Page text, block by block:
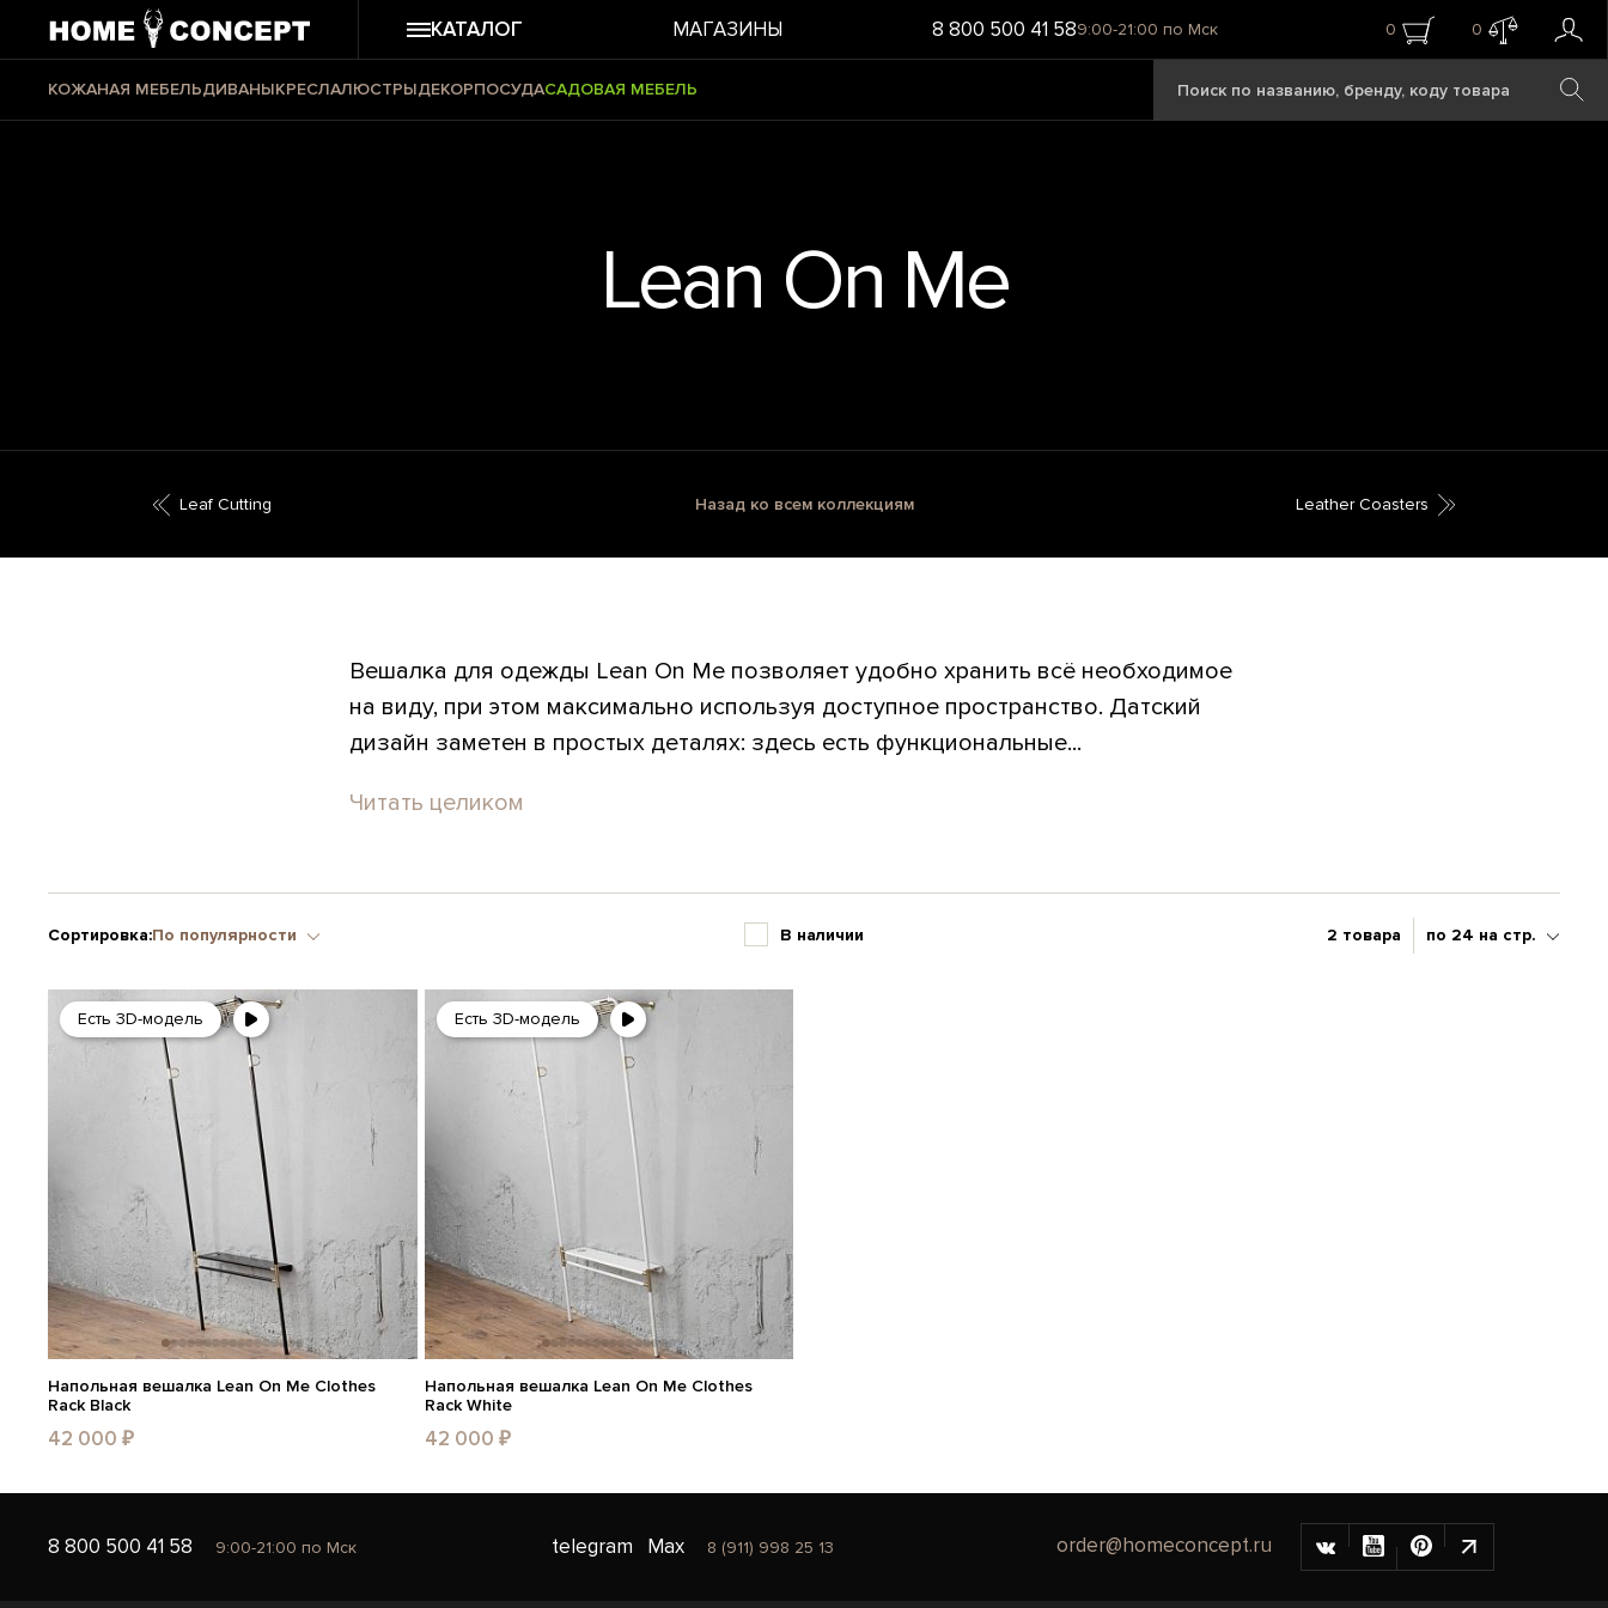
КАТАЛОГ МАГАЗИНЫ 8 800 500 41 589:00-21:00 по Мск 0 0
КОЖАНАЯ МЕБЕЛЬДИВАНЫКРЕСЛАЛЮСТРЫДЕКОРПОСУДАСАДОВАЯ МЕБЕЛЬ
Lean On Me
Leaf Cutting Назад ко всем коллекциям Leather Coasters
Вешалка для одежды Lean On Me позволяет удобно хранить всё необходимое
на виду, при этом максимально используя доступное пространство. Датский
дизайн заметен в простых деталях: здесь есть функциональные...
Читать целиком
Сортировка:По популярности В наличии 2 товара по 24 на стр.
Есть 3D-модель
Напольная вешалка Lean On Me Clothes
Rack Black
42 000 ₽
Есть 3D-модель
Напольная вешалка Lean On Me Clothes
Rack White
42 000 ₽
8 800 500 41 58 9:00-21:00 по Мск telegram Max 8 (911) 998 25 13 order@homeconcept.ru